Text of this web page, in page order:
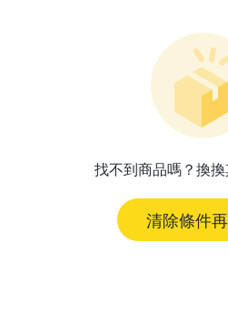
找不到商品嗎？換換
清除條件